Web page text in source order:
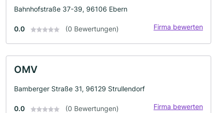
Bahnhofstraße 37-39, 96106 Ebern
0.0 (0 Bewertungen) Firma bewerten
OMV
Bamberger Straße 31, 96129 Strullendorf
0.0 (0 Bewertungen) Firma bewerten